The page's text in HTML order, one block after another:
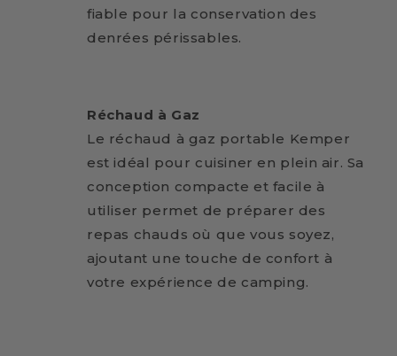
fiable pour la conservation des
denrées périssables.
Réchaud à Gaz
Le réchaud à gaz portable Kemper
est idéal pour cuisiner en plein air. Sa
conception compacte et facile à
utiliser permet de préparer des
repas chauds où que vous soyez,
ajoutant une touche de confort à
votre expérience de camping.